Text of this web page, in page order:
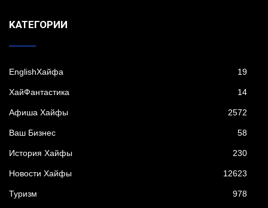
KАТЕГОРИИ
EnglishХайфа 19
XайФантастика 14
Афиша Хайфы 2572
Ваш Бизнес 58
История Хайфы 230
Новости Хайфы 12623
Туризм 978